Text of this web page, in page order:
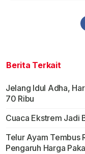
Berita Terkait
Jelang Idul Adha,
70 Ribu
Cuaca Ekstrem Jadi
Telur Ayam Tembus
Pengaruh Harga